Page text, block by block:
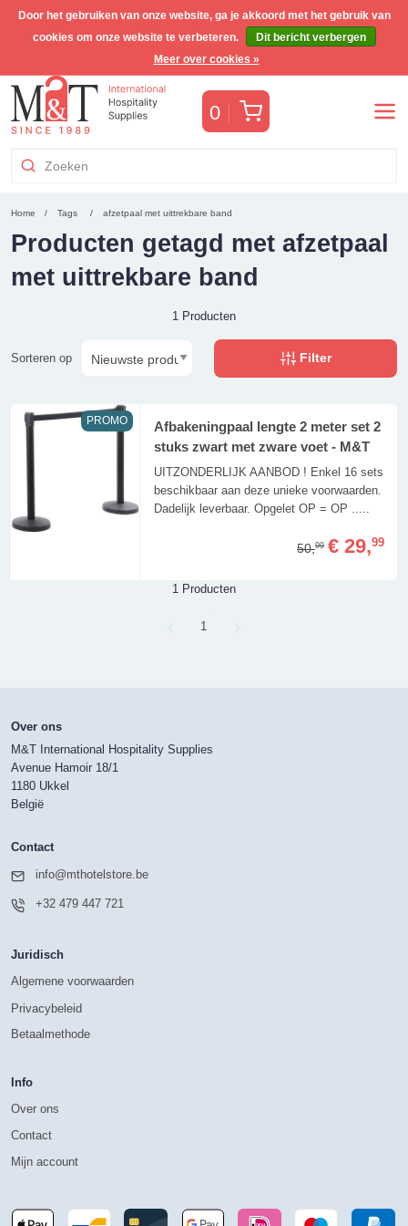
Gratis Benelux verzending voor orders >€255(incl. BTW)
0 Winkelwagen
Home Tags afzetpaal met uittrekbare band
Producten getagd met afzetpaal
met uittrekbare band
1 Producten
Sorteren op Filter
PROMO
Afbakeningpaal lengte 2 meter set 2
stuks zwart met zware voet - M&T
UITZONDERLIJK AANBOD ! Enkel 16 sets
beschikbaar aan deze unieke voorwaarden.
Dadelijk leverbaar. Opgelet OP = OP .....
50,99 € 29,99
1 Producten
Page
1
Over ons
M&T International Hospitality Supplies
Avenue Hamoir 18/1
1180 Ukkel
België
Contact
info@mthotelstore.be
+32 479 447 721
Juridisch
Algemene voorwaarden
Privacybeleid
Betaalmethode
Info
Over ons
Contact
Mijn account
Door het gebruiken van onze website, ga je akkoord met het gebruik van
cookies om onze website te verbeteren.
Dit bericht verbergen
Meer over cookies »